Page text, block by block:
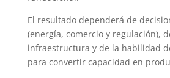
El resultado dependerá de
(energía, comercio y regulación),
infraestructura y de la habilidad
para convertir capacidad en